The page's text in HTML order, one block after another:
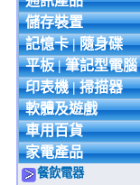
儲存裝置
記憶卡 | 隨身碟
平板 | 筆記型電腦
印表機 | 掃描器
軟體及遊戲
車用百貨
家電產品
餐飲電器